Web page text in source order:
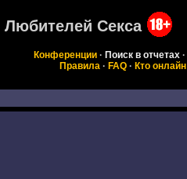
Любителей Секса
Конференции· Поиск в отчетах·
Правила · FAQ · Кто онлайн